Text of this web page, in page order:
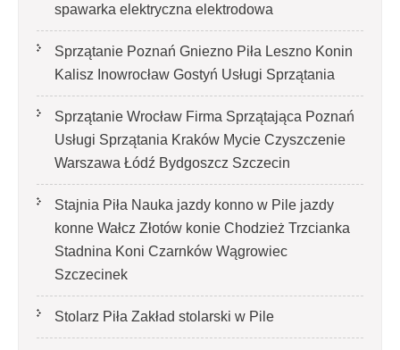
spawarka elektryczna elektrodowa
Sprzątanie Poznań Gniezno Piła Leszno Konin
Kalisz Inowrocław Gostyń Usługi Sprzątania
Sprzątanie Wrocław Firma Sprzątająca Poznań
Usługi Sprzątania Kraków Mycie Czyszczenie
Warszawa Łódź Bydgoszcz Szczecin
Stajnia Piła Nauka jazdy konno w Pile jazdy
konne Wałcz Złotów konie Chodzież Trzcianka
Stadnina Koni Czarnków Wągrowiec
Szczecinek
Stolarz Piła Zakład stolarski w Pile